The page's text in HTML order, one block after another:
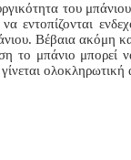
του
εντοπίζονται
Βέβαια ακόμη
το μπάνιο μπορεί
ολοκληρωτική